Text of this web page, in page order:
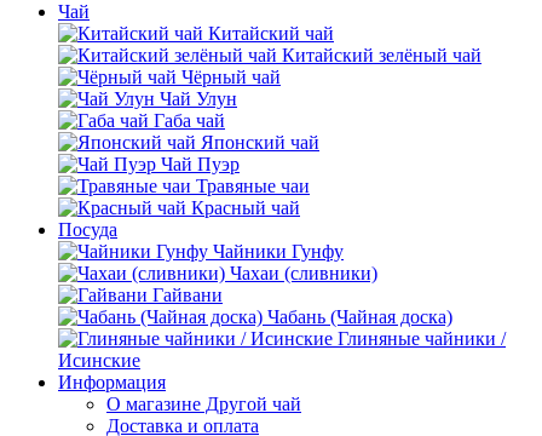
Чай
Китайский чай
Китайский зелёный чай
Чёрный чай
Чай Улун
Габа чай
Японский чай
Чай Пуэр
Травяные чаи
Красный чай
Посуда
Чайники Гунфу
Чахаи (сливники)
Гайвани
Чабань (Чайная доска)
Глиняные чайники /
Исинские
Информация
О магазине Другой чай
Доставка и оплата